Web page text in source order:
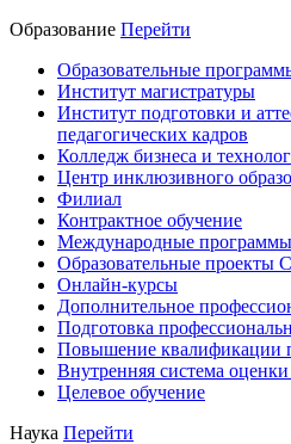
Образование Перейти
Образовательные
Институт магистратуры
Институт подготовки и
педагогических кадров
Колледж бизнеса и
Центр инклюзивного
Филиал
Контрактное обучение
Международные программы
Образовательные
Онлайн-курсы
Дополнительное
Подготовка
Повышение квалификации
Внутренняя система оценки
Целевое обучение
Наука Перейти